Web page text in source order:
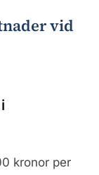
vid
kronor per